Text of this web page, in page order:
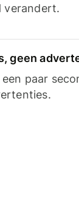
verandert.
geen
paar